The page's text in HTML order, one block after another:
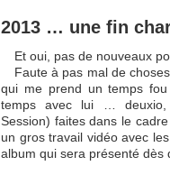
2013 … une fin
Et oui, pas de nouveaux
Faute à pas mal de
qui me prend un temps
temps avec lui … deuxio,
Session) faites dans le
un gros travail vidéo avec
album qui sera présenté dès